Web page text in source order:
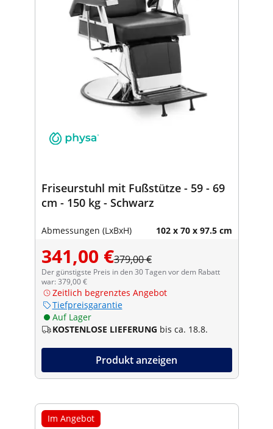
Friseurstuhl mit Fußstütze - 59 - 69
cm - 150 kg - Schwarz
Abmessungen (LxBxH) 102 x 70 x 97.5 cm
341,00 €379,00 €
Der günstigste Preis in den 30 Tagen vor dem Rabatt
war: 379,00 €
Zeitlich begrenztes Angebot
Tiefpreisgarantie
Auf Lager
KOSTENLOSE LIEFERUNG bis ca. 18.8.
Produkt anzeigen
Im Angebot